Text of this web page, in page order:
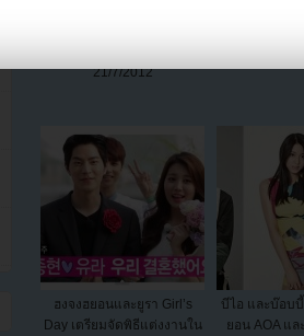
21/7/2012
ฮงจงฮยอนและยูรา Girl’s
Day เตรียมจัดพิธีแต่งงานใน
บีไอ และบ๊อบ
ยอน AOA แ